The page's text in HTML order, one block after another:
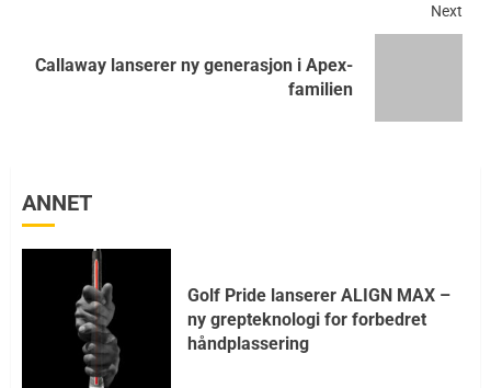
Next
Callaway lanserer ny generasjon i Apex-
familien
ANNET
Golf Pride lanserer ALIGN MAX –
ny grepteknologi for forbedret
håndplassering